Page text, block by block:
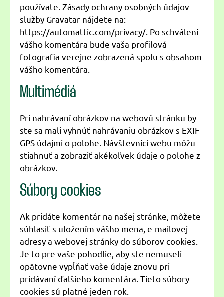
používate. Zásady ochrany osobných údajov
služby Gravatar nájdete na:
https://automattic.com/privacy/. Po schválení
vášho komentára bude vaša profilová
fotografia verejne zobrazená spolu s obsahom
vášho komentára.
Multimédiá
Pri nahrávaní obrázkov na webovú stránku by
ste sa mali vyhnúť nahrávaniu obrázkov s EXIF
GPS údajmi o polohe. Návštevníci webu môžu
stiahnuť a zobraziť akékoľvek údaje o polohe z
obrázkov.
Súbory cookies
Ak pridáte komentár na našej stránke, môžete
súhlasiť s uložením vášho mena, e-mailovej
adresy a webovej stránky do súborov cookies.
Je to pre vaše pohodlie, aby ste nemuseli
opätovne vypĺňať vaše údaje znovu pri
pridávaní ďalšieho komentára. Tieto súbory
cookies sú platné jeden rok.